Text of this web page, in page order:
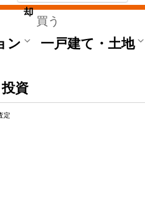
買う
ン 一戸建て・土地
その他
投資
却
定